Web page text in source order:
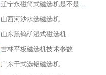
辽宁永磁筒式磁选机是不是强磁
山西河沙水选磁选机
山东黑钨矿湿式磁选机
吉林平板磁选机技术参数
广东干式选铝磁选机